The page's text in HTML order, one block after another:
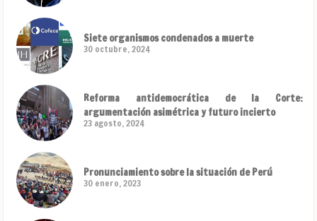
Siete organismos condenados a muerte
30 octubre, 2024
Reforma antidemocrática de la Corte:
argumentación asimétrica y futuro incierto
23 agosto, 2024
Pronunciamiento sobre la situación de Perú
30 enero, 2023